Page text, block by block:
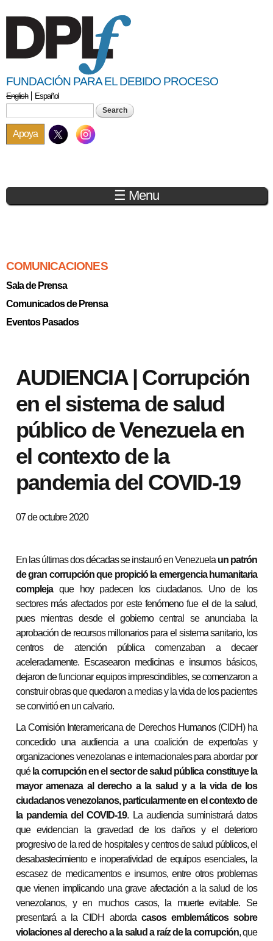
main
content
FUNDACIÓN PARA EL DEBIDO PROCESO
English Español
Search form
Apoya
☰ Menu
COMUNICACIONES
Sala de Prensa
Comunicados de Prensa
Eventos Pasados
AUDIENCIA | Corrupción
en el sistema de salud
público de Venezuela en
el contexto de la
pandemia del COVID-19
07 de octubre 2020
En las últimas dos décadas se instauró en Venezuela un patrón
de gran corrupción que propició la emergencia humanitaria
complejaque hoy padecen los ciudadanos. Uno de los
sectores más afectados por este fenómeno fue el de la salud,
pues mientras desde el gobierno central se anunciaba la
aprobación de recursos millonarios para el sistema sanitario, los
centros de atención pública comenzaban a decaer
aceleradamente. Escasearon medicinas e insumos básicos,
dejaron de funcionar equipos imprescindibles, se comenzaron a
construir obras que quedaron a medias y la vida de los pacientes
se convirtió en un calvario.
La Comisión Interamericana de Derechos Humanos (CIDH) ha
concedido una audiencia a una coalición de experto/as y
organizaciones venezolanas e internacionales para abordar por
qué la corrupción en el sector de salud pública constituye la
mayor amenaza al derecho a la salud y a la vida de los
ciudadanos venezolanos, particularmente en el contexto de
la pandemia del COVID-19. La audiencia suministrará datos
que evidencian la gravedad de los daños y el deterioro
progresivo de la red de hospitales y centros de salud públicos, el
desabastecimiento e inoperatividad de equipos esenciales, la
escasez de medicamentos e insumos, entre otros problemas
que vienen implicando una grave afectación a la salud de los
venezolanos, y en muchos casos, la muerte evitable. Se
presentará a la CIDH aborda casos emblemáticos sobre
violaciones al derecho a la salud a raíz de la corrupción, que